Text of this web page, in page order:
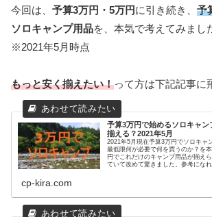
今回は、 予算3万円 ・5万円に引き続き、 予
ソロキャンプ用品を、本気で考えてみまし
※2021年5月時点
もっと安く揃えたい！って方は下記記事に
予算3万円で始めるソロキャ
揃える？2021年5月
2021年5月現在予算3万円でソロキャ
最低限何が必要で何を買うのか？を
円でこれだけのキャンプ用品が揃え
ていて改めて驚きました。参考になれ
cp-kira.com